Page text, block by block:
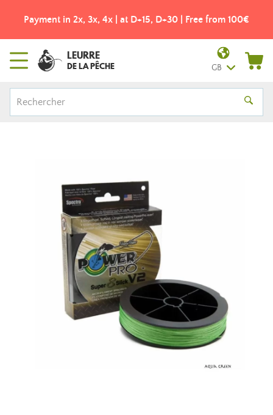
Payment in 2x, 3x, 4x | at D+15, D+30 | Free from 100€
LEURRE
DE LA PÊCHE GB